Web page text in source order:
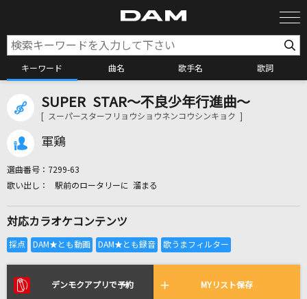
キーワード 曲名 歌手名 歌詞
カラオケ検索
全国りれき
リアルタイムで歌われている曲の一覧
SUPER STAR～不良少年行進曲～
[ スーパースターフリョウショウネンコウシンキョク ]
軍鶏
選曲番号： 7299-63
駅前のロータリーに 溜まる
対応カラオケコンテンツ
デンモクアプリで予約 MYリスト保存